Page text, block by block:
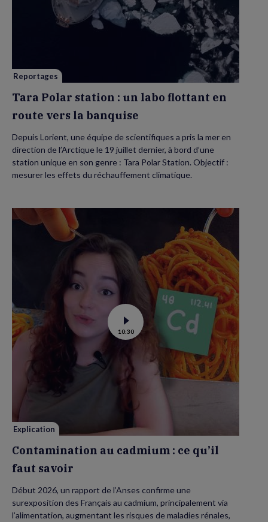
Tara
Polar
station
:
la
Reportages
Tara Polar station : un labo flottant en
route vers la banquise
Depuis Lorient, une équipe de scientifiques a pris la mer en
direction de l’Arctique le 19 juillet dernier, à bord d’une
station unique en son genre : Tara Polar Station. Objectif :
mesurer les effets du réchauffement climatique.
Voir
la
vidéo
Contamination
au
cadmium :
ce
savoir
10:30
Explication
Contamination au cadmium : ce qu’il
faut savoir
Début 2026, un rapport de l’Anses confirme une
surexposition des Français au cadmium, principalement via
l’alimentation, augmentant les risques de maladies rénales,